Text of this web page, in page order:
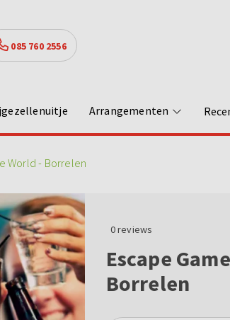
085 760 2556
Arrangementen
World - Borrelen
0reviews
Escape
Borrelen